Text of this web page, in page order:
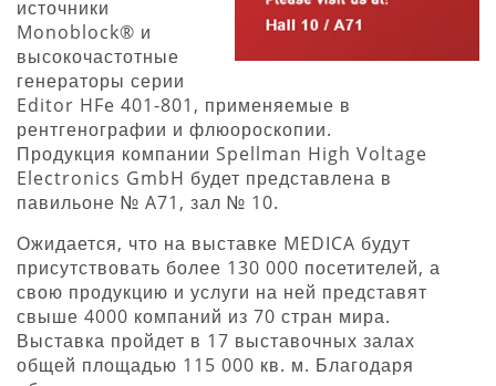
источники
Monoblock® и
высокочастотные
генераторы серии
Editor HFe 401-801, применяемые в
рентгенографии и флюороскопии.
Продукция компании Spellman High Voltage
Electronics GmbH будет представлена в
павильоне № A71, зал № 10.
Ожидается, что на выставке MEDICA будут
присутствовать более 130 000 посетителей, а
свою продукцию и услуги на ней представят
свыше 4000 компаний из 70 стран мира.
Выставка пройдет в 17 выставочных залах
общей площадью 115 000 кв. м. Благодаря